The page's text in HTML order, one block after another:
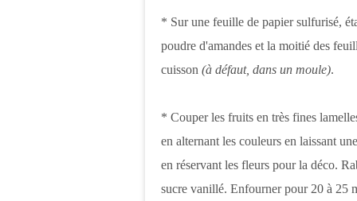
* Sur une feuille de papier sulfurisé,
poudre d'amandes et la moitié des
cuisson (à défaut, dans un moule).
* Couper les fruits en très fines
en alternant les couleurs en laissant
en réservant les fleurs pour la déco.
sucre vanillé. Enfourner pour 20 à 25